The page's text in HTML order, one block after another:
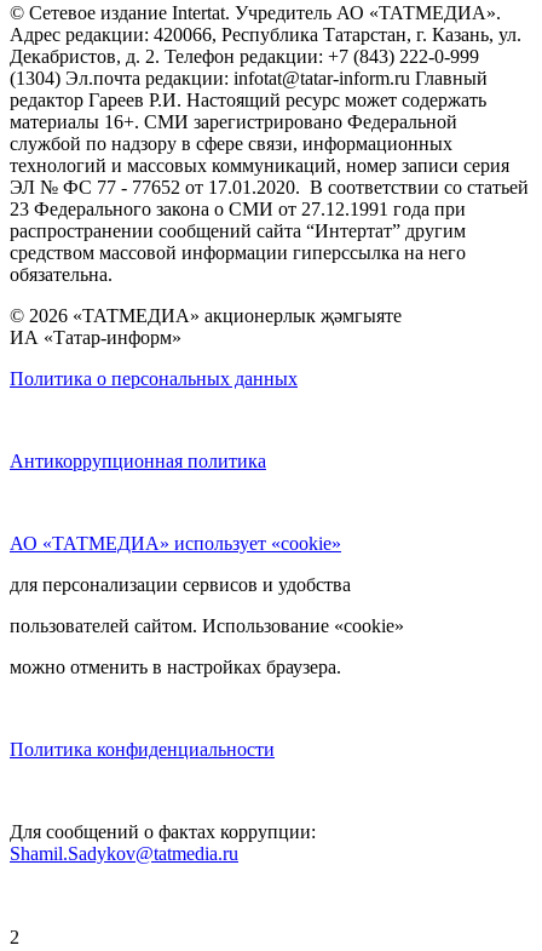
© Сетевое издание Intertat. Учредитель АО «ТАТМЕДИА».
Адрес редакции: 420066, Республика Татарстан, г. Казань, ул.
Декабристов, д. 2. Телефон редакции: +7 (843) 222-0-999
(1304) Эл.почта редакции: infotat@tatar-inform.ru Главный
редактор Гареев Р.И. Настоящий ресурс может содержать
материалы 16+. СМИ зарегистрировано Федеральной
службой по надзору в сфере связи, информационных
технологий и массовых коммуникаций, номер записи серия
ЭЛ № ФС 77 - 77652 от 17.01.2020. В соответствии со статьей
23 Федерального закона о СМИ от 27.12.1991 года при
распространении сообщений сайта “Интертат” другим
средством массовой информации гиперссылка на него
обязательна.
© 2026 «ТАТМЕДИА» акционерлык җәмгыяте
ИА «Татар-информ»
Политика о персональных данных
Антикоррупционная политика
АО «ТАТМЕДИА» использует «cookie»
для персонализации сервисов и удобства
пользователей сайтом. Использование «cookie»
можно отменить в настройках браузера.
Политика конфиденциальности
Для сообщений о фактах коррупции:
Shamil.Sadykov@tatmedia.ru
2